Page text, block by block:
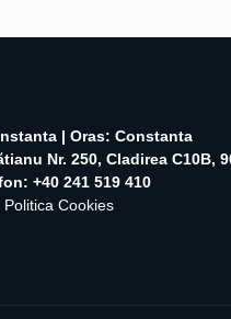
| Oras: Constanta
Nr. 250, Cladirea C10B,
+40 241 519 410
Politica Cookies